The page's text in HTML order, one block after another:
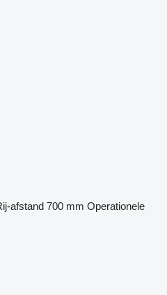
afstand 700 mm Operationele